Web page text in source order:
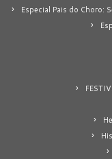
Especial Pais do Choro: